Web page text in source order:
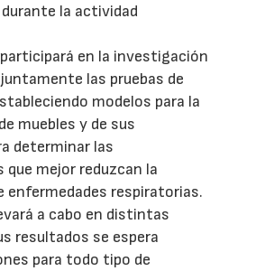
la actividad
en la investigación
las pruebas de
modelos para la
muebles y de sus
determinar las
que mejor reduzcan la
enfermedades respiratorias.
a cabo en distintas
resultados se espera
para todo tipo de